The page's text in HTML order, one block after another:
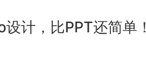
计，比PPT还简单！